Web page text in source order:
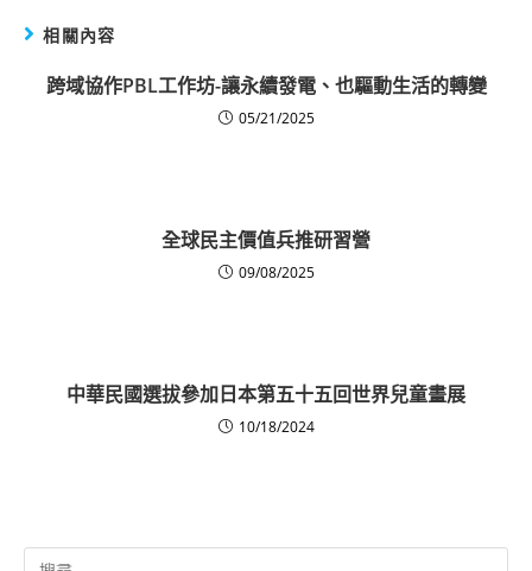
相關內容
跨域協作PBL工作坊-讓永續發電、也驅動生活的轉變
05/21/2025
全球民主價值兵推研習營
09/08/2025
中華民國選拔參加日本第五十五回世界兒童畫展
10/18/2024
Search